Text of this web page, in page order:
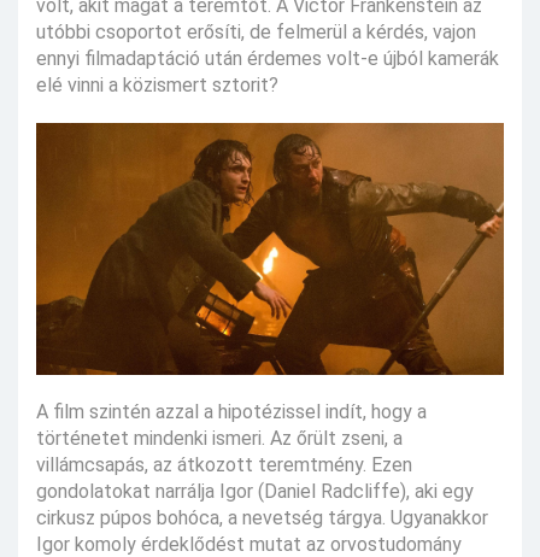
volt, akit magát a teremtőt. A Victor Frankenstein az
utóbbi csoportot erősíti, de felmerül a kérdés, vajon
ennyi filmadaptáció után érdemes volt-e újból kamerák
elé vinni a közismert sztorit?
A film szintén azzal a hipotézissel indít, hogy a
történetet mindenki ismeri. Az őrült zseni, a
villámcsapás, az átkozott teremtmény. Ezen
gondolatokat narrálja Igor (Daniel Radcliffe), aki egy
cirkusz púpos bohóca, a nevetség tárgya. Ugyanakkor
Igor komoly érdeklődést mutat az orvostudomány